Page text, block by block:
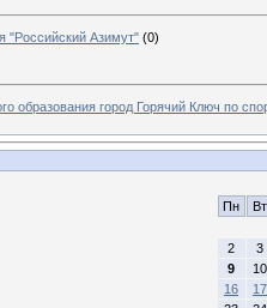
"Российский Азимут" (0)
образования город Горячий Ключ по
Пн Вт
2
3
9
10
16
17